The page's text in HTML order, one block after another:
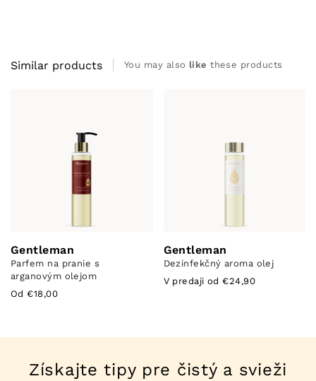
Similar products You may also like these products
Gentleman
Parfem na pranie s
arganovým olejom
Od €18,00
Gentleman
Dezinfekčný aroma olej
V predaji od €24,90
Získajte tipy pre čistý a svieži